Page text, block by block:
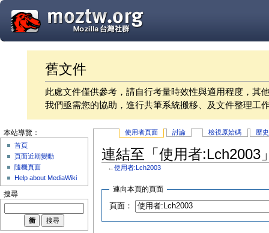
舊文件
此處文件僅供參考，請自行考量時效性與適用程度，其
我們亟需您的協助，進行共筆系統搬移、及文件整理工
使用者頁面 討論 檢視原始碼 歷
連結至「使用者:Lch2003
←使用者:Lch2003
連向本頁的頁面
頁面：
本站導覽：
首頁
頁面近期變動
隨機頁面
Help about MediaWiki
搜尋